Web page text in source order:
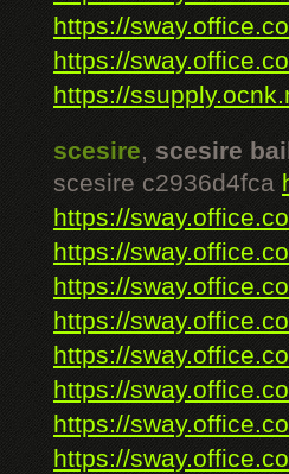
https://
https://
https://
scesire, scesire
scesire c2936d4fca
https://
https://
https://
https://
https://
https://
https://
https://